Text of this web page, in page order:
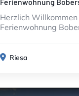
Herzlich
Ferienwohnung
Riesa